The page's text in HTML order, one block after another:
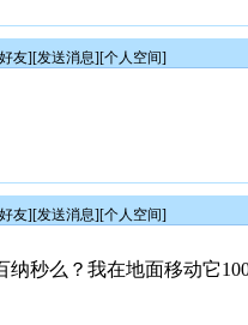
友][发送消息][个人空间]
友][发送消息][个人空间]
秒么？我在地面移动它